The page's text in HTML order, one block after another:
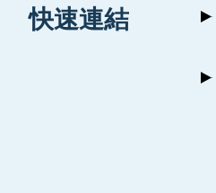
快速連結